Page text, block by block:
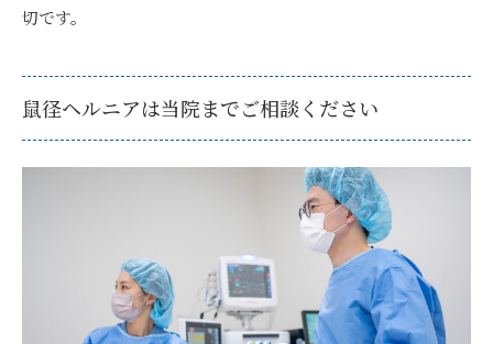
切です。
鼠径ヘルニアは当院までご相談ください